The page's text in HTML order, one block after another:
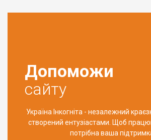
Допоможи
сайту
Україна Інкогніта - незалежний
створений ентузіастами. Щоб
потрібна ваша